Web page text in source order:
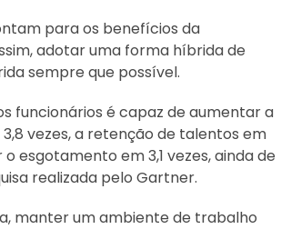
para os benefícios da
adotar uma forma híbrida de
sempre que possível.
funcionários é capaz de aumentar a
vezes, a retenção de talentos em
o esgotamento em 3,1 vezes, ainda de
realizada pelo Gartner.
manter um ambiente de trabalho